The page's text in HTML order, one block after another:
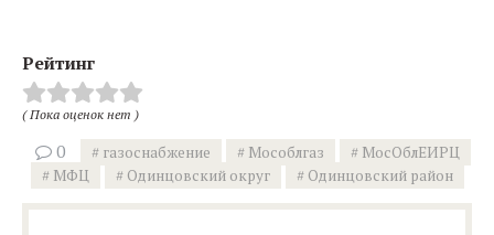
Рейтинг
( Пока оценок нет )
0 газоснабжение Мособлгаз
МосОблЕИРЦ
МФЦ
Одинцовский округ Одинцовский район